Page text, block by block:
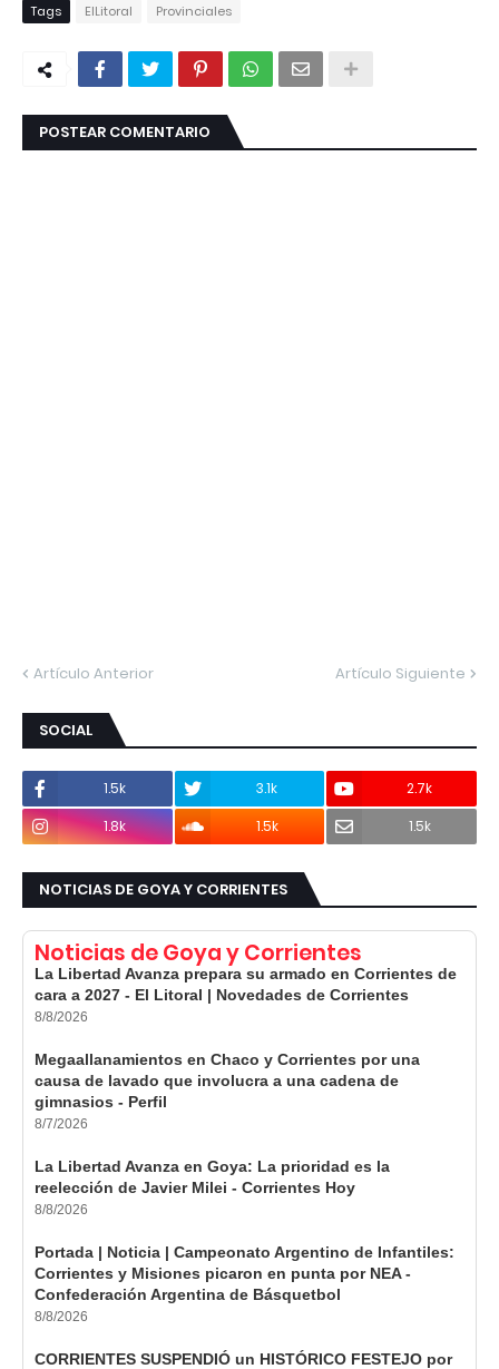
Tags ElLitoral Provinciales
POSTEAR COMENTARIO
Artículo Anterior Artículo Siguiente
SOCIAL
1.5k 3.1k
2.7k
1.8k
1.5k 1.5k
NOTICIAS DE GOYA Y CORRIENTES
Noticias de Goya y Corrientes
La Libertad Avanza prepara su armado en Corrientes de
cara a 2027 - El Litoral | Novedades de Corrientes
8/8/2026
Megaallanamientos en Chaco y Corrientes por una
causa de lavado que involucra a una cadena de
gimnasios - Perfil
8/7/2026
La Libertad Avanza en Goya: La prioridad es la
reelección de Javier Milei - Corrientes Hoy
8/8/2026
Portada | Noticia | Campeonato Argentino de Infantiles:
Corrientes y Misiones picaron en punta por NEA -
Confederación Argentina de Básquetbol
8/8/2026
CORRIENTES SUSPENDIÓ un HISTÓRICO FESTEJO por